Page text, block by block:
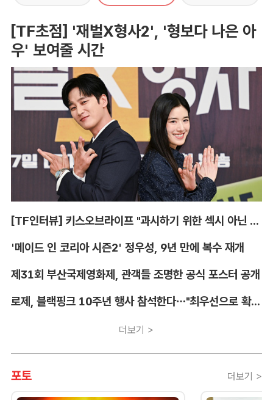
[TF초점] '재벌X형사2', '형보다 나은 아
우' 보여줄 시간
[TF인터뷰] 키스오브라이프 "과시하기 위한 섹시 아닌 당당함"
'메이드 인 코리아 시즌2' 정우성, 9년 만에 복수 재개
제31회 부산국제영화제, 관객들 조명한 공식 포스터 공개
로제, 블랙핑크 10주년 행사 참석한다…"최우선으로 확정"
더보기 >
포토 더보기 >